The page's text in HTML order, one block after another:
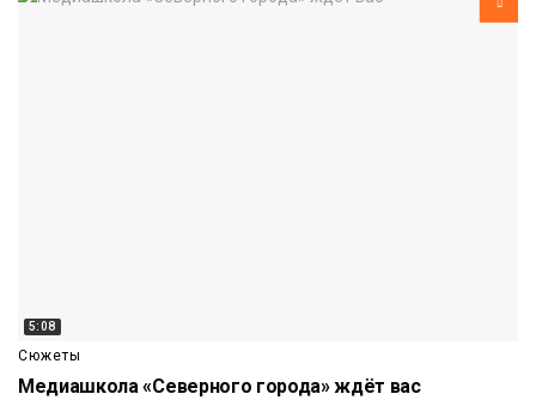
5:08
Сюжеты
Медиашкола «Северного города» ждёт вас